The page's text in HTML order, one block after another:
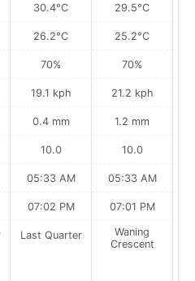
30.4°C
26.2°C
70%
19.1 kph
0.4 mm
10.0
05:33 AM
07:02 PM
Last Quarter
29.5°C
25.2°C
70%
21.2 kph
1.2 mm
10.0
05:33 AM
07:01 PM
Waning
Crescent